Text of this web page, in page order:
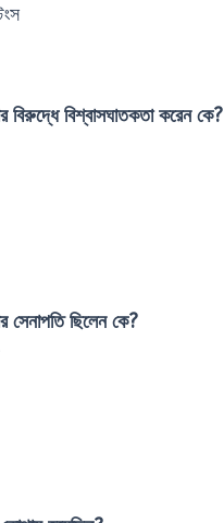
বিরুদ্ধে বিশ্বাসঘাতকতা করেন কে?
সেনাপতি ছিলেন কে?